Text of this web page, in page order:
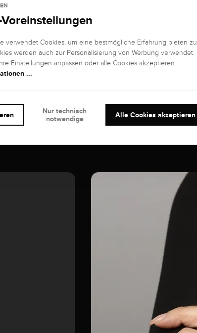
(Top
EDELSTEIN
SCHLIFF:
KARAT:
0,33 kt
verwendet Cookies, um eine bestmögliche Erfahrung bieten zu
werden auch zur Personalisierung von Werbung verwendet.
Einstellungen anpassen oder alle Cookies akzeptieren.
...
Alle Cookies akzeptieren
Nur technisch
notwendige